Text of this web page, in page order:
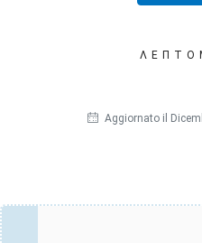
Aggiornato il